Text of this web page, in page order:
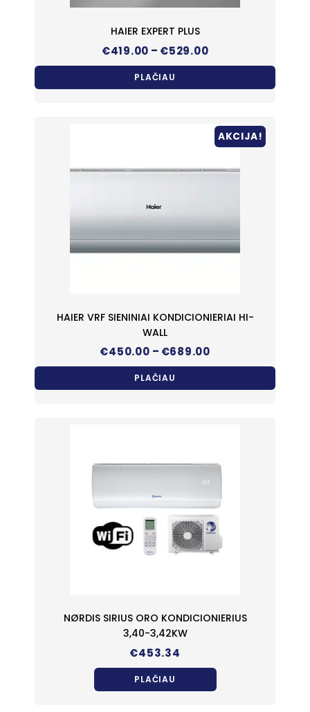
HAIER EXPERT PLUS
€419.00 – €529.00Price
€419.00
€529.00
PLAČIAU
AKCIJA!
HAIER VRF SIENINIAI KONDICIONIERIAI HI-
WALL
€450.00 – €689.00Price
€450.00
€689.00
PLAČIAU
NØRDIS SIRIUS ORO KONDICIONIERIUS
3,40-3,42KW
€453.34
PLAČIAU